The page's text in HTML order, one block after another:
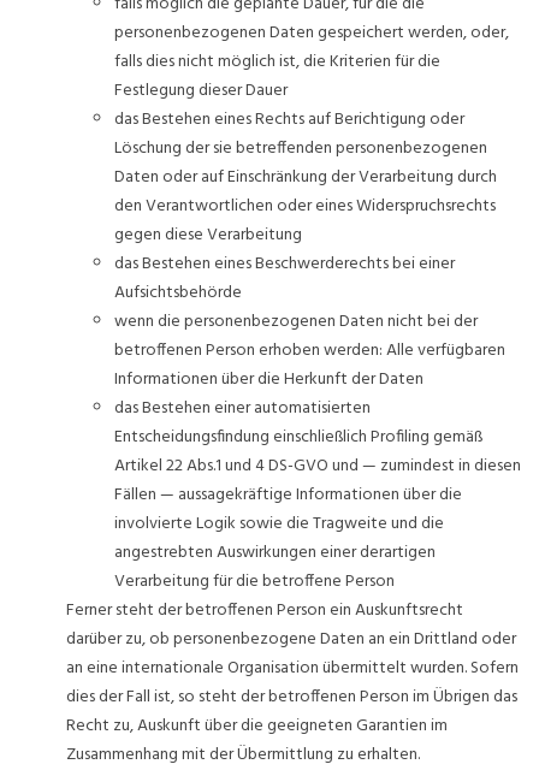
personenbezogenen Daten gespeichert werden, oder,
falls dies nicht möglich ist, die Kriterien für die
Festlegung dieser Dauer
das Bestehen eines Rechts auf Berichtigung oder
Löschung der sie betreffenden personenbezogenen
Daten oder auf Einschränkung der Verarbeitung durch
den Verantwortlichen oder eines Widerspruchsrechts
gegen diese Verarbeitung
das Bestehen eines Beschwerderechts bei einer
Aufsichtsbehörde
wenn die personenbezogenen Daten nicht bei der
betroffenen Person erhoben werden: Alle verfügbaren
Informationen über die Herkunft der Daten
das Bestehen einer automatisierten
Entscheidungsfindung einschließlich Profiling gemäß
Artikel 22 Abs.1 und 4 DS-GVO und — zumindest in diesen
Fällen — aussagekräftige Informationen über die
involvierte Logik sowie die Tragweite und die
angestrebten Auswirkungen einer derartigen
Verarbeitung für die betroffene Person
Ferner steht der betroffenen Person ein Auskunftsrecht
darüber zu, ob personenbezogene Daten an ein Drittland oder
an eine internationale Organisation übermittelt wurden. Sofern
dies der Fall ist, so steht der betroffenen Person im Übrigen das
Recht zu, Auskunft über die geeigneten Garantien im
Zusammenhang mit der Übermittlung zu erhalten.